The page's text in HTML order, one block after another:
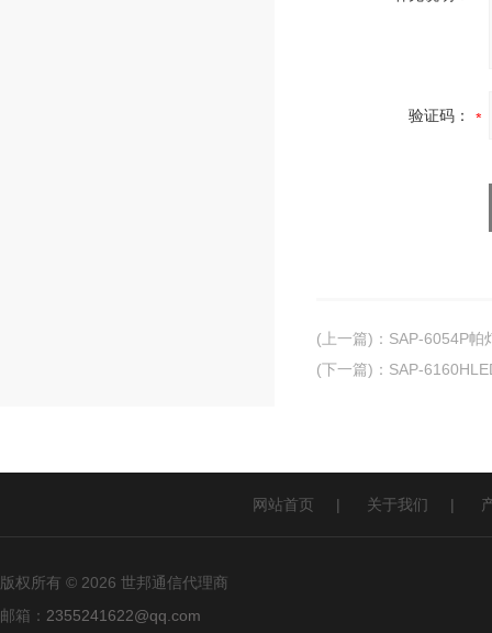
验证码：
(上一篇) ： SAP-6054P帕
(下一篇) ： SAP-
网站首页 | 关于我们 |
版权所有 © 2026 世邦通信代理商
邮箱： 2355241622@qq.com